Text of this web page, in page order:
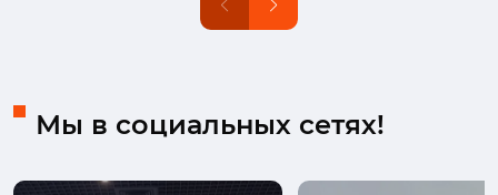
Мы в социальных сетях!